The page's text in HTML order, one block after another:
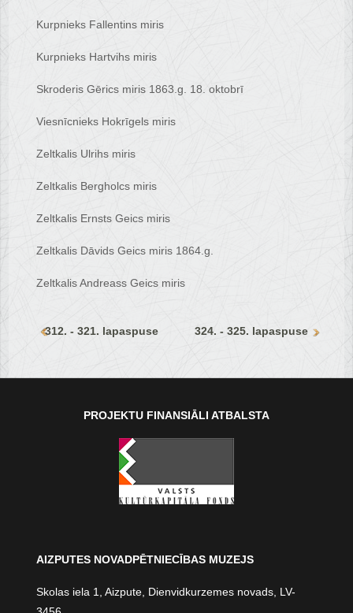
Kurpnieks Fallentins miris
Kurpnieks Hartvihs miris
Skroderis Gērics miris 1863.g. 18. oktobrī
Viesnīcnieks Hokrīgels miris
Zeltkalis Ulrihs miris
Zeltkalis Bergholcs miris
Zeltkalis Ernsts Geics miris
Zeltkalis Dāvids Geics miris 1864.g.
Zeltkalis Andreass Geics miris
312. - 321. lapaspuse 324. - 325. lapaspuse
PROJEKTU FINANSIĀLI ATBALSTA
AIZPUTES NOVADPĒTNIECĪBAS MUZEJS
Skolas iela 1, Aizpute, Dienvidkurzemes novads, LV-